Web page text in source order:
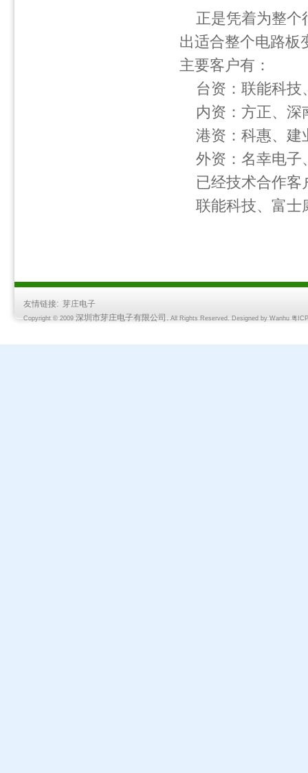
正是凭着为整个
出适合整个电路板
主要客户有：
台资：联能科技
内资：方正、深
港资：科惠、建
外资：名幸电子
已经技术合作客
联能科技、富士
友情链接: 芽庄电子
Copyright © 2009深圳市芽庄电子有限公司.All Rights Reserved. Designed byWanhu粤ICP